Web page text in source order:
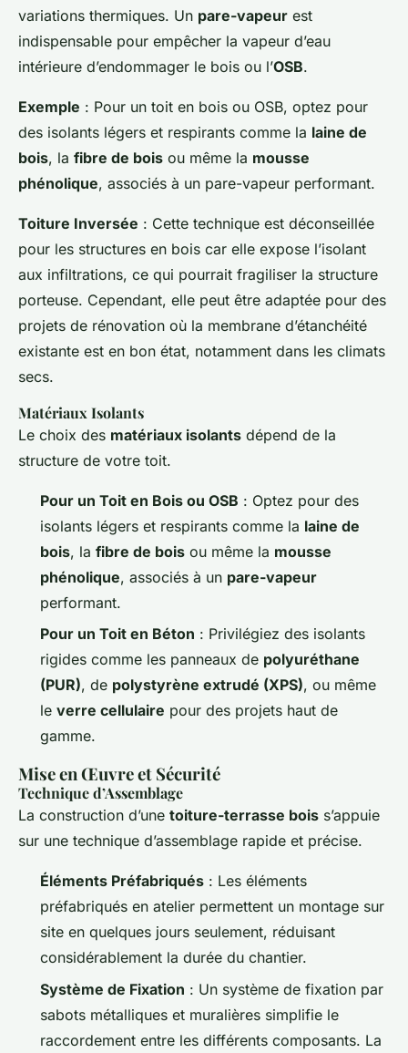
variations thermiques. Un pare-vapeur est
indispensable pour empêcher la vapeur d’eau
intérieure d’endommager le bois ou l’OSB.
Exemple : Pour un toit en bois ou OSB, optez pour
des isolants légers et respirants comme la laine de
bois, la fibre de bois ou même la mousse
phénolique, associés à un pare-vapeur performant.
Toiture Inversée : Cette technique est déconseillée
pour les structures en bois car elle expose l’isolant
aux infiltrations, ce qui pourrait fragiliser la structure
porteuse. Cependant, elle peut être adaptée pour des
projets de rénovation où la membrane d’étanchéité
existante est en bon état, notamment dans les climats
secs.
Matériaux Isolants
Le choix des matériaux isolants dépend de la
structure de votre toit.
Pour un Toit en Bois ou OSB : Optez pour des
isolants légers et respirants comme la laine de
bois, la fibre de bois ou même la mousse
phénolique, associés à un pare-vapeur
performant.
Pour un Toit en Béton : Privilégiez des isolants
rigides comme les panneaux de polyuréthane
(PUR), de polystyrène extrudé (XPS), ou même
le verre cellulaire pour des projets haut de
gamme.
Mise en Œuvre et Sécurité
Technique d’Assemblage
La construction d’une toiture-terrasse bois s’appuie
sur une technique d’assemblage rapide et précise.
Éléments Préfabriqués : Les éléments
préfabriqués en atelier permettent un montage sur
site en quelques jours seulement, réduisant
considérablement la durée du chantier.
Système de Fixation : Un système de fixation par
sabots métalliques et muralières simplifie le
raccordement entre les différents composants. La